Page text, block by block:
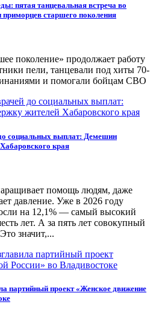
пятая танцевальная встреча во
приморцев старшего поколения
поколение» продолжает работу
пели, танцевали под хиты 70-
и помогали бойцам СВО
социальных выплат: Демешин
края
помощь людям, даже
давление. Уже в 2026 году
на 12,1% — самый высокий
лет. А за пять лет совокупный
значит,...
партийный проект «Женское движение